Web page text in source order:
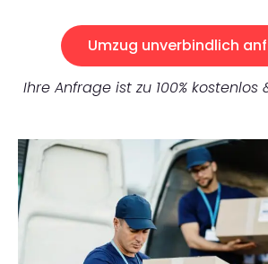
Umzug unverbindlich
Ihre Anfrage ist zu 100%